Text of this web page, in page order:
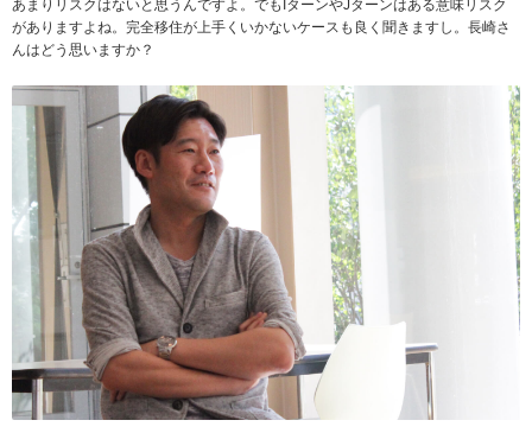
あまりリスクはないと思うんですよ。でもIターンやJターンはある意味リスク
がありますよね。完全移住が上手くいかないケースも良く聞きますし。長崎さ
んはどう思いますか？